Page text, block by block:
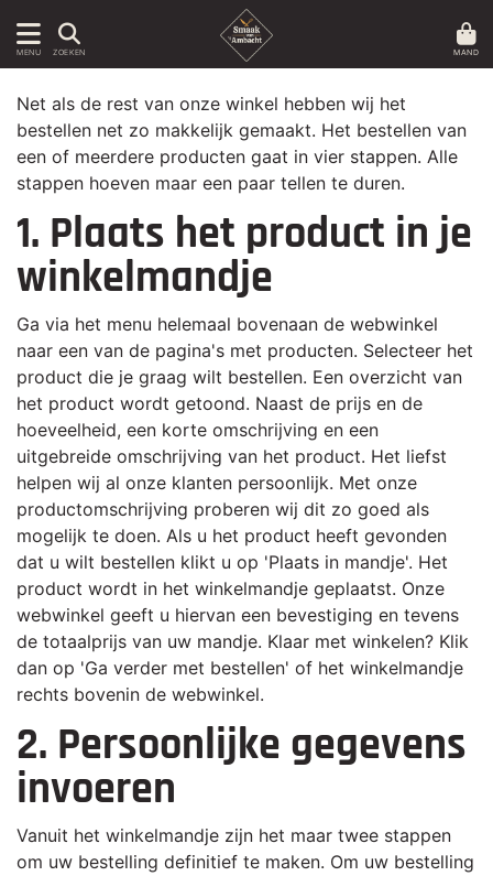
MENU ZOEKEN MAND
Net als de rest van onze winkel hebben wij het
bestellen net zo makkelijk gemaakt. Het bestellen van
een of meerdere producten gaat in vier stappen. Alle
stappen hoeven maar een paar tellen te duren.
1. Plaats het product in je
winkelmandje
Ga via het menu helemaal bovenaan de webwinkel
naar een van de pagina's met producten. Selecteer het
product die je graag wilt bestellen. Een overzicht van
het product wordt getoond. Naast de prijs en de
hoeveelheid, een korte omschrijving en een
uitgebreide omschrijving van het product. Het liefst
helpen wij al onze klanten persoonlijk. Met onze
productomschrijving proberen wij dit zo goed als
mogelijk te doen. Als u het product heeft gevonden
dat u wilt bestellen klikt u op 'Plaats in mandje'. Het
product wordt in het winkelmandje geplaatst. Onze
webwinkel geeft u hiervan een bevestiging en tevens
de totaalprijs van uw mandje. Klaar met winkelen? Klik
dan op 'Ga verder met bestellen' of het winkelmandje
rechts bovenin de webwinkel.
2. Persoonlijke gegevens
invoeren
Vanuit het winkelmandje zijn het maar twee stappen
om uw bestelling definitief te maken. Om uw bestelling